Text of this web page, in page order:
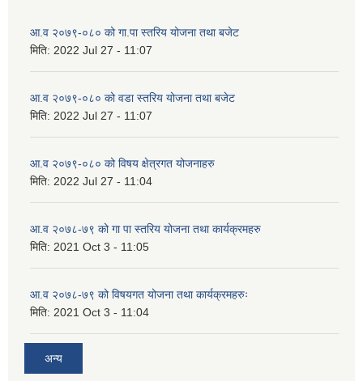
आ.व २०७९-०८० को गा.पा स्तरिय योजना तथा बजेट
मिति: 2022 Jul 27 - 11:07
आ.व २०७९-०८० को वडा स्तरिय योजना तथा बजेट
मिति: 2022 Jul 27 - 11:07
आ.व २०७९-०८० को विषय क्षेत्रगत योजनाहरु
मिति: 2022 Jul 27 - 11:04
आ.व २०७८-७९ को गा पा स्तरिय योजना तथा कार्यक्रमहरु
मिति: 2021 Oct 3 - 11:05
आ.व २०७८-७९ को विषयगत योजना तथा कार्यक्रमहरुः
मिति: 2021 Oct 3 - 11:04
अन्य